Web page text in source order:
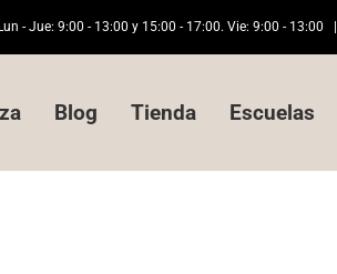
- Jue: 9:00 - 13:00 y 15:00 - 17:00. Vie: 9:00 - 13:00
Blog Tienda Escuelas